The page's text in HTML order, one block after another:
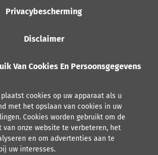
Privacybescherming
Disclaimer
Van Cookies En Persoonsgegevens
cookies op uw apparaat als u
met het opslaan van cookies in uw
Cookies worden gebruikt om de
onze website te verbeteren, het
en om advertenties aan te
uw interesses.